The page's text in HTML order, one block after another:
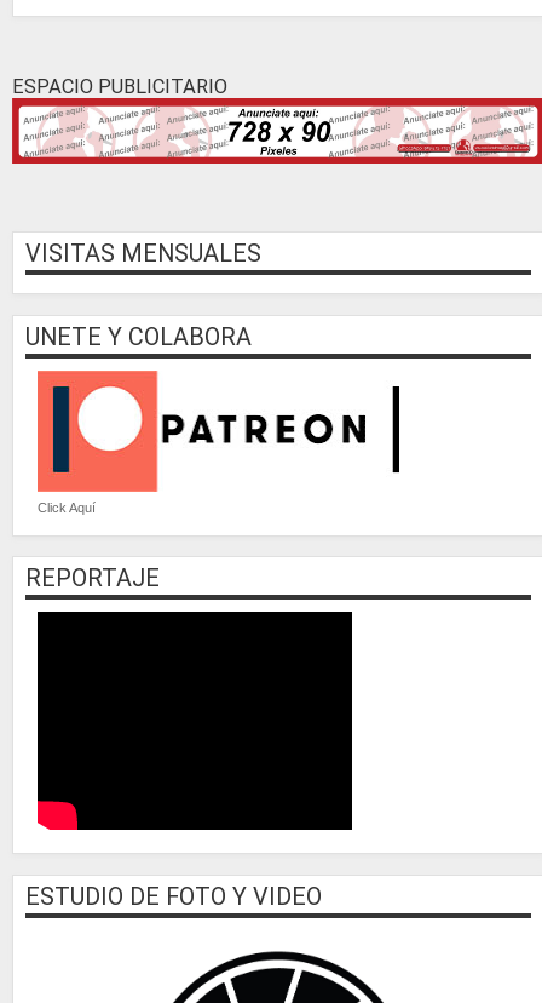
ESPACIO PUBLICITARIO
VISITAS MENSUALES
UNETE Y COLABORA
Click Aquí
REPORTAJE
ESTUDIO DE FOTO Y VIDEO